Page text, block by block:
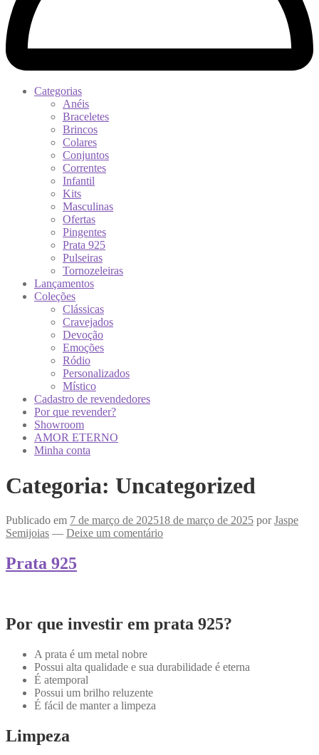
Categorias
Anéis
Braceletes
Brincos
Colares
Conjuntos
Correntes
Infantil
Kits
Masculinas
Ofertas
Pingentes
Prata 925
Pulseiras
Tornozeleiras
Lançamentos
Coleções
Clássicas
Cravejados
Devoção
Emoções
Ródio
Personalizados
Místico
Cadastro de revendedores
Por que revender?
Showroom
AMOR ETERNO
Minha conta
Categoria: Uncategorized
Publicado em 7 de março de 202518 de março de 2025 porJaspe
Semijoias — Deixe um comentário
Prata 925
Por que investir em prata 925?
A prata é um metal nobre
Possui alta qualidade e sua durabilidade é eterna
É atemporal
Possui um brilho reluzente
É fácil de manter a limpeza
Limpeza